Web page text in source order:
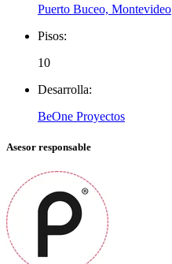
Puerto Buceo, Montevideo
Pisos:
10
Desarrolla:
BeOne Proyectos
Asesor responsable